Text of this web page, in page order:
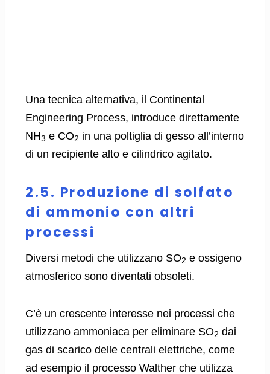
Una tecnica alternativa, il Continental
Engineering Process, introduce direttamente
NH3 e CO2 in una poltiglia di gesso all’interno
di un recipiente alto e cilindrico agitato.
2.5. Produzione di solfato
di ammonio con altri
processi
Diversi metodi che utilizzano SO2 e ossigeno
atmosferico sono diventati obsoleti.
C’è un crescente interesse nei processi che
utilizzano ammoniaca per eliminare SO2 dai
gas di scarico delle centrali elettriche, come
ad esempio il processo Walther che utilizza